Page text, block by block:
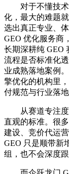
对于不懂技
化，最大的难题
选出真正专业、
GEO 优化服务商
长期深耕纯 GEO
流程是否标准化
业成熟落地案例
擎优化的机构里
付规范与行业落
从赛道专注
直观的标准。很
建设、竞价代运
GEO 只是顺带新
组，也不会深度